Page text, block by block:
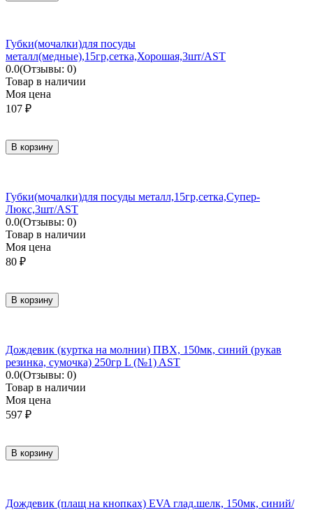
Губки(мочалки)для посуды
металл(медные),15гр,сетка,Хорошая,3шт/AST
0.0(Отзывы: 0)
Товар в наличии
Моя цена
107 ₽
В корзину
Губки(мочалки)для посуды металл,15гр,сетка,Супер-
Люкс,3шт/AST
0.0(Отзывы: 0)
Товар в наличии
Моя цена
80 ₽
В корзину
Дождевик (куртка на молнии) ПВХ, 150мк, синий (рукав
резинка, сумочка) 250гр L (№1) AST
0.0(Отзывы: 0)
Товар в наличии
Моя цена
597 ₽
В корзину
Дождевик (плащ на кнопках) EVA глад.шелк, 150мк, синий/